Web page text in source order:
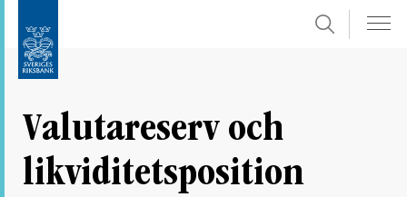
direkt
undersidor
Sök
Valutareserv och
likviditetsposition